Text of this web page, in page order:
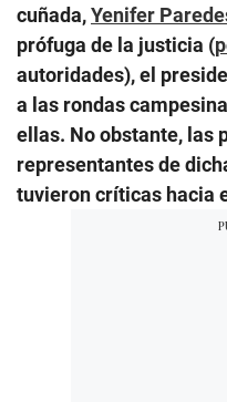
cuñada,Yenifer
prófuga de la justicia (
autoridades), el
a las rondas
ellas. No obstante, las
representantes de
tuvieron críticas hacia